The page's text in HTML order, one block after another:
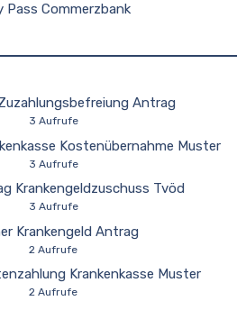
Pass Commerzbank
Antrag
3 Aufrufe
Kostenübernahme Muster
3 Aufrufe
Krankengeldzuschuss Tvöd
3 Aufrufe
Krankengeld Antrag
2 Aufrufe
Krankenkasse Muster
2 Aufrufe